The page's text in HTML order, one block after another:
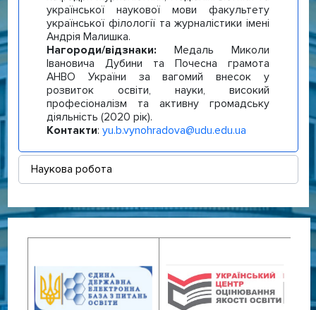
української наукової мови факультету
української філології та журналістики імені
Андрія Малишка.
Нагороди/відзнаки: Медаль Миколи
Івановича Дубини та Почесна грамота
АНВО України за вагомий внесок у
розвиток освіти, науки, високий
професіоналізм та активну громадську
діяльність (2020 рік).
Контакти: yu.b.vynohradova@udu.edu.ua
Наукова робота